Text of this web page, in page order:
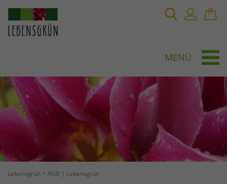
MENÜ
Lebensgrün AGB | Lebensgrün